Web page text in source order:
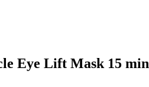
Eye Lift Mask 15 min